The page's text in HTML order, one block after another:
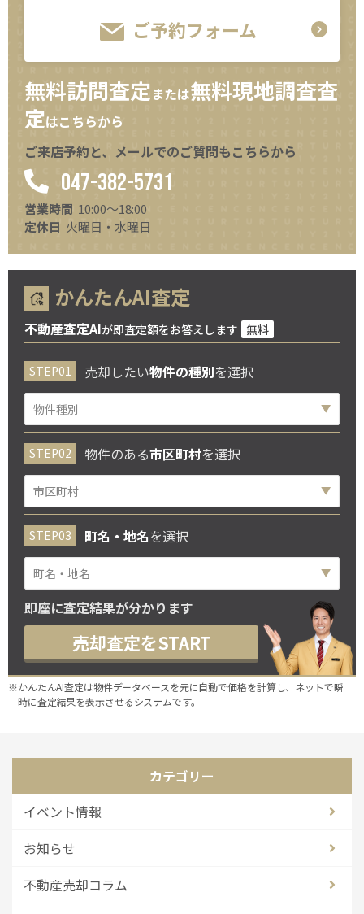
ご予約フォーム
無料訪問査定または無料現地調査査
定はこちらから
ご来店予約と、メールでのご質問もこちらから
047-382-5731
営業時間 10:00～18:00
定休日 火曜日・水曜日
かんたんAI査定
不動産査定AIが即査定額をお答えします 無料
売却したい物件の種別を選択
物件のある市区町村を選択
町名・地名を選択
即座に査定結果が分かります
売却査定をSTART
※かんたんAI査定は物件データベースを元に自動で価格を計算し、ネットで瞬
時に査定結果を表示させるシステムです。
カテゴリー
イベント情報
お知らせ
不動産売却コラム